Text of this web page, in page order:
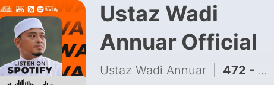
Ustaz Wadi
Annuar Official
Ustaz Wadi Annuar 472 - Hijrah Jangan Takut Berubah - Ustaz Wadi Annuar